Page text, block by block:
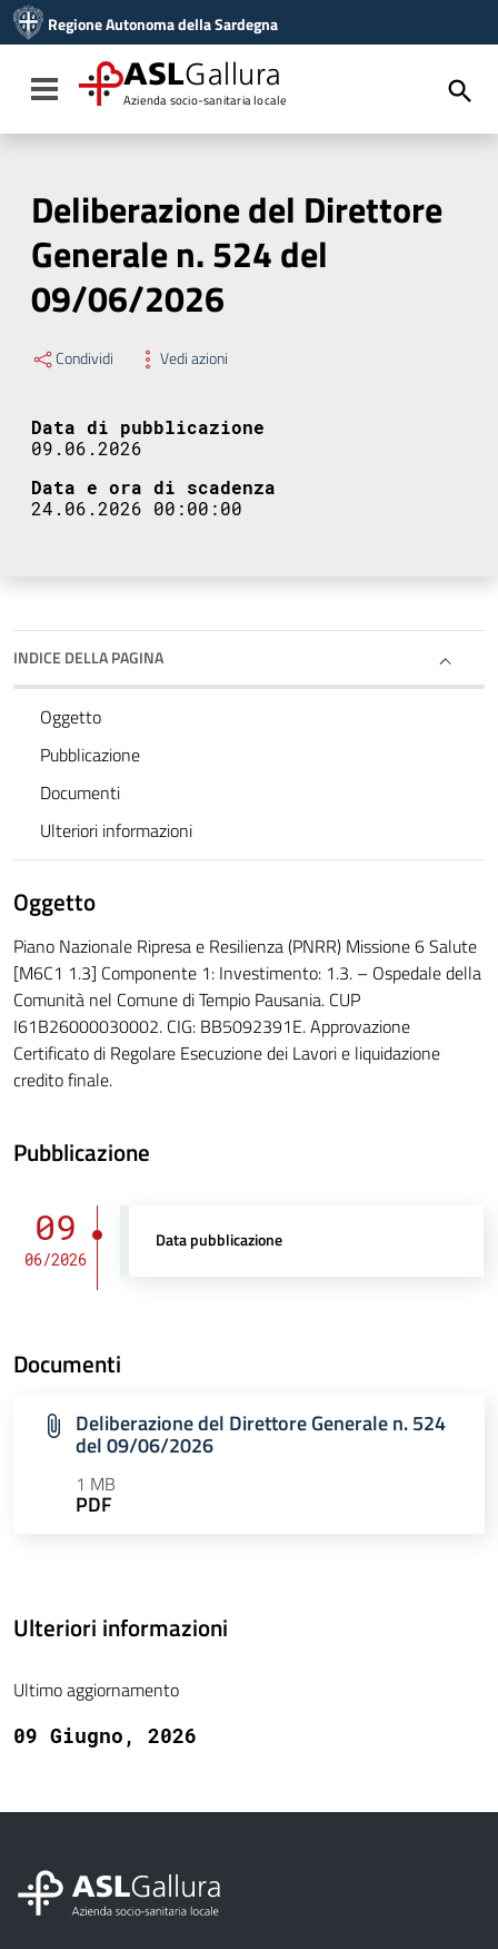
Vai al menu di navigazione
Vai al footer
Regione Autonoma della Sardegna
Toggle navigation
ASLGallura
Azienda socio-sanitaria locale
Deliberazione del Direttore
Generale n. 524 del
09/06/2026
Condividi Vedi azioni
Data di pubblicazione
09.06.2026
Data e ora di scadenza
24.06.2026 00:00:00
INDICE DELLA PAGINA
Oggetto
Pubblicazione
Documenti
Ulteriori informazioni
Oggetto
Piano Nazionale Ripresa e Resilienza (PNRR) Missione 6 Salute
[M6C1 1.3] Componente 1: Investimento: 1.3. – Ospedale della
Comunità nel Comune di Tempio Pausania. CUP
I61B26000030002. CIG: BB5092391E. Approvazione
Certificato di Regolare Esecuzione dei Lavori e liquidazione
credito finale.
Pubblicazione
09
06/2026
Data pubblicazione
Documenti
Deliberazione del Direttore Generale n. 524
del 09/06/2026
1 MB
PDF
Ulteriori informazioni
Ultimo aggiornamento
09 Giugno, 2026